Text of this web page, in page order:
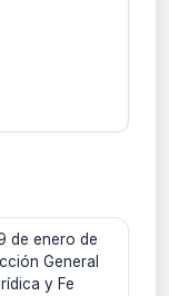
de enero de
General
y Fe